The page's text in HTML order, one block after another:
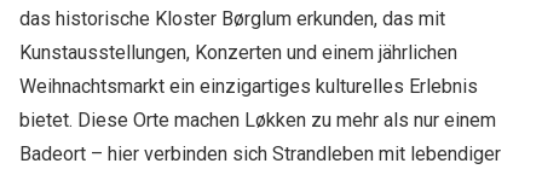
das historische Kloster Børglum erkunden, das mit
Kunstausstellungen, Konzerten und einem jährlichen
Weihnachtsmarkt ein einzigartiges kulturelles Erlebnis
bietet. Diese Orte machen Løkken zu mehr als nur einem
Badeort – hier verbinden sich Strandleben mit lebendiger